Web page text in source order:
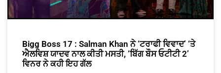
Bigg Boss 17 : Salman Khan ਨੇ ‘ਟਰਾਫੀ ਵਿਵਾਦ’ ‘ਤੇ
ਐਲਵਿਸ਼ ਯਾਦਵ ਨਾਲ ਕੀਤੀ ਮਸਤੀ, ‘ਬਿੱਗ ਬੌਸ ਓਟੀਟੀ 2’
ਵਿਨਰ ਨੇ ਕਹੀ ਇਹ ਗੱਲ